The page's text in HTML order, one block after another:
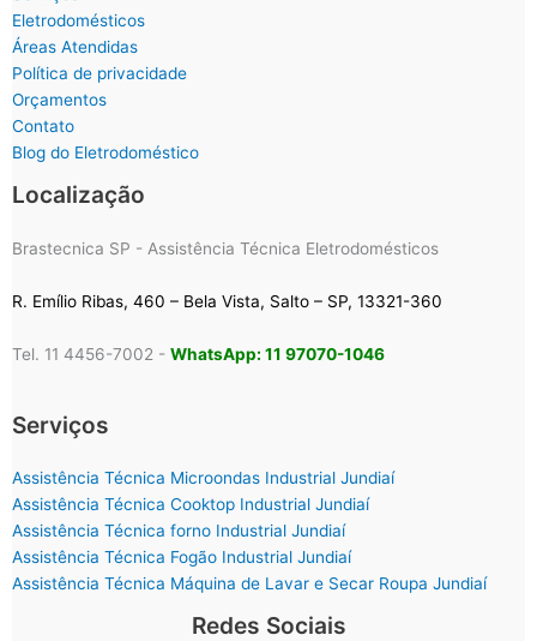
Eletrodomésticos
Áreas Atendidas
Política de privacidade
Orçamentos
Contato
Blog do Eletrodoméstico
Localização
Brastecnica SP - Assistência Técnica Eletrodomésticos
R. Emílio Ribas, 460 – Bela Vista, Salto – SP, 13321-360
Tel. 11 4456-7002 - WhatsApp: 11 97070-1046
Serviços
Assistência Técnica Microondas Industrial Jundiaí
Assistência Técnica Cooktop Industrial Jundiaí
Assistência Técnica forno Industrial Jundiaí
Assistência Técnica Fogão Industrial Jundiaí
Assistência Técnica Máquina de Lavar e Secar Roupa Jundiaí
Redes Sociais